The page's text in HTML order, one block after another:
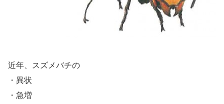
近年、スズメバチの
・異状
・急増